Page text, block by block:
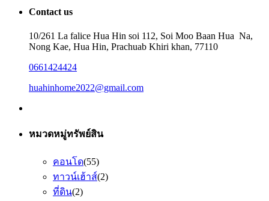
Contact us
10/261 La falice Hua Hin soi 112, Soi Moo Baan Hua Na,
Nong Kae, Hua Hin, Prachuab Khiri khan, 77110
0661424424
huahinhome2022@gmail.com
หมวดหมู่ทรัพย์สิน
คอนโด(55)
ทาวน์เฮ้าส์(2)
ที่ดิน(2)